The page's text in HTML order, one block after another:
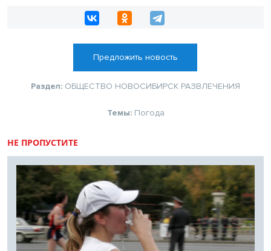
Предложить новость
Раздел: ОБЩЕСТВО НОВОСИБИРСК РАЗВЛЕЧЕНИЯ
Темы: Погода
НЕ ПРОПУСТИТЕ